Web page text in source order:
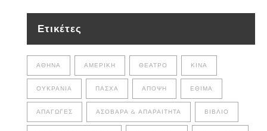
Ετικέτες
ΑΘΉΝΑ ΑΜΕΡΙΚΉ ΘΈΑΤΡΟ ΚΊΝΑ
ΟΥΚΡΑΝΊΑ ΠΆΣΧΑ ΆΠΟΨΗ ΈΘΙΜΑ
ΑΠΑΓΩΓΈΣ ΑΣΌΒΑΡΑ & ΑΠΑΡΑΊΤΗΤΑ ΒΙΒΛΊΟ